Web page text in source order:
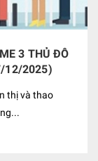
3 THỦ ĐÔ
12/2025)
thị và thao